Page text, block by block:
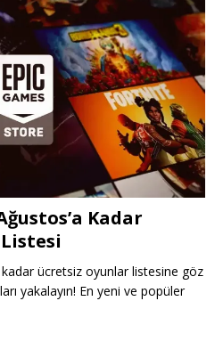
Kadar
kadar ücretsiz oyunlar listesine göz
yakalayın! En yeni ve popüler